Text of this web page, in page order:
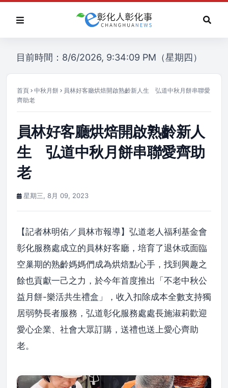
目前時間：8/6/2026, 9:34:09 PM（星期四）
首頁 中秋月餅
員林好客廳烘焙開啟熟齡新人生 弘道中秋月餅串聯愛
齊助老
員林好客廳烘焙開啟熟齡新人
生 弘道中秋月餅串聯愛齊助
老
星期三, 8月 09, 2023
【記者林明佑／員林市報導】弘道老人福利基金會
彰化服務處成立的員林好客廳，培育了退休或面臨
空巢期的熟齡媽媽們成為烘焙點心手，找到興趣之
餘也貢獻一己之力，於今年首度推出「不老中秋公
益月餅-樂活共生禮盒」，收入扣除成本全數支持獨
居弱勢長者服務，弘道彰化服務處處長施淑莉歡迎
愛心企業、社會大眾訂購，送禮也送上愛心齊助
老。